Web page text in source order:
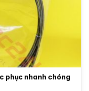
phục nhanh chóng